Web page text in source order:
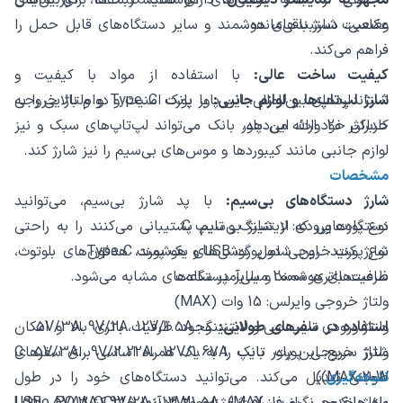
وضعیت شارژ باقی‌مانده.
کیفیت ساخت عالی: با استفاده از مواد با کیفیت و
استانداردهای بین‌المللی، این پاور بانک امنیت و دوام بالایی را به
کاربران خود ارائه می‌دهد.
مشخصات
نوع پورت ورودی: لایتنینگ و تایپ C
نوع پورت خروجی: دو پورت USB و یک پورت Type C
ظرفیت باتری: 20000 میلی‌آمپر ساعت
ولتاژ خروجی وایرلس: 15 وات (MAX)
ولتاژ ورودی تایپ سی و لایتنینگ: 5V/3A، 9V/2A، 12V/1.5A
ولتاژ خروجی پورت تایپ C: 5V/3A، 9V/2.22A، 12V/1.67A
(MAX 20W)
عکاسی، دستبندهای هوشمند و سایر دستگاه‌های قابل حمل را
فراهم می‌کند.
شارژ لپ‌تاپ‌ها و لوازم جانبی:
با پورت Type C و ولتاژ خروجی
حداکثر 20 وات، این پاور بانک می‌تواند لپ‌تاپ‌های سبک و نیز
لوازم جانبی مانند کیبوردها و موس‌های بی‌سیم را نیز شارژ کند.
شارژ دستگاه‌های بی‌سیم: با پد شارژ بی‌سیم، می‌توانید
دستگاه‌هایی که از شارژ بی‌سیم پشتیبانی می‌کنند را به راحتی
شارژ کنید. این شامل گوشی‌های هوشمند، هدفون‌های بلوتوث،
ساعت‌های هوشمند و سایر دستگاه‌های مشابه می‌شود.
استفاده در سفرهای طولانی:وجود ظرفیت باتری بالا و امکان
شارژ سریع، این پاور بانک را به یک همراه اساسی برای سفرهای
طولانی تبدیل می‌کند. می‌توانید دستگاه‌های خود را در طول
نتیجه‌گیری